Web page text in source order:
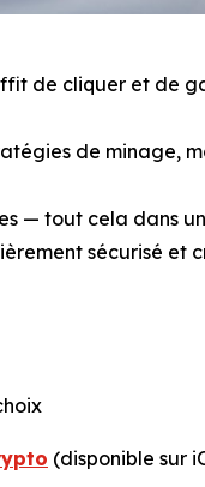
de cliquer et de
de minage,
— tout cela dans
sécurisé et
(disponible sur